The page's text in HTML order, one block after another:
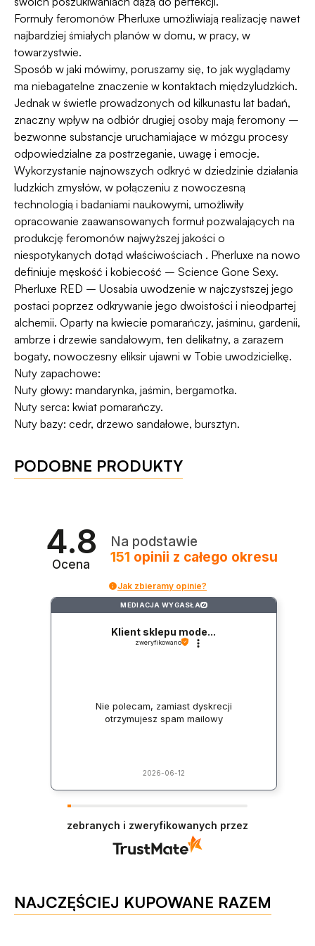
Formuły feromonów Pherluxe umożliwiają realizację nawet
najbardziej śmiałych planów w domu, w pracy, w
towarzystwie.
Sposób w jaki mówimy, poruszamy się, to jak wyglądamy
ma niebagatelne znaczenie w kontaktach międzyludzkich.
Jednak w świetle prowadzonych od kilkunastu lat badań,
znaczny wpływ na odbiór drugiej osoby mają feromony –
bezwonne substancje uruchamiające w mózgu procesy
odpowiedzialne za postrzeganie, uwagę i emocje.
Wykorzystanie najnowszych odkryć w dziedzinie działania
ludzkich zmysłów, w połączeniu z nowoczesną
technologią i badaniami naukowymi, umożliwiły
opracowanie zaawansowanych formuł pozwalających na
produkcję feromonów najwyższej jakości o
niespotykanych dotąd właściwościach . Pherluxe na nowo
definiuje męskość i kobiecość – Science Gone Sexy.
Pherluxe RED – Uosabia uwodzenie w najczystszej jego
postaci poprzez odkrywanie jego dwoistości i nieodpartej
alchemii. Oparty na kwiecie pomarańczy, jaśminu, gardenii,
ambrze i drzewie sandałowym, ten delikatny, a zarazem
bogaty, nowoczesny eliksir ujawni w Tobie uwodzicielkę.
Nuty zapachowe:
Nuty głowy: mandarynka, jaśmin, bergamotka.
Nuty serca: kwiat pomarańczy.
Nuty bazy: cedr, drzewo sandałowe, bursztyn.
PODOBNE PRODUKTY
4.8
Ocena
Na podstawie
151 opinii z całego okresu
Jak zbieramy opinie?
MEDIACJA WYGASŁA ?
Klient sklepu mode...
zweryfikowano
Nie polecam, zamiast dyskrecji
otrzymujesz spam mailowy
2026-06-12
zebranych i zweryfikowanych przez
NAJCZĘŚCIEJ KUPOWANE RAZEM